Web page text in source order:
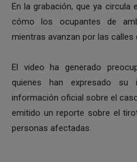
En la grabación, que ya circula
cómo los ocupantes de
mientras avanzan por las calles
El video ha generado
quienes han expresado
información oficial sobre el
emitido un reporte sobre el
personas afectadas.